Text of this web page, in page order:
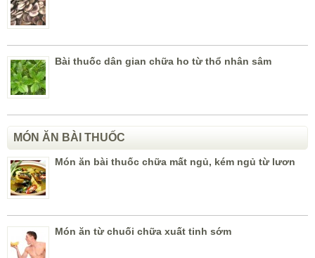
Bài thuốc dân gian chữa ho từ thổ nhân sâm
MÓN ĂN BÀI THUỐC
Món ăn bài thuốc chữa mất ngủ, kém ngủ từ lươn
Món ăn từ chuối chữa xuất tinh sớm